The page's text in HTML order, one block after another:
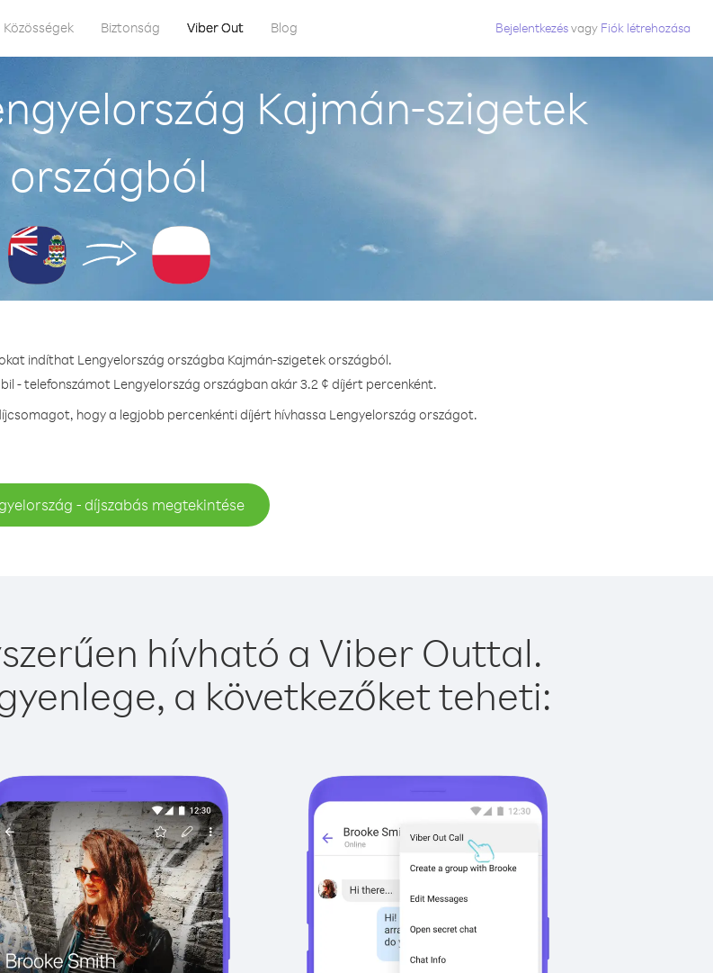
Közösségek Biztonság Viber Out Blog Bejelentkezésvagy Fiók létrehozása
Kajmán-szigetek
országból
indíthat Lengyelország országba Kajmán-szigetek országból.
- telefonszámot Lengyelország országban akár 3.2 ¢ díjért percenként.
hogy a legjobb percenkénti díjért hívhassa Lengyelország országot.
- díjszabás megtekintése
hívható a Viber Outtal.
a következőket teheti: